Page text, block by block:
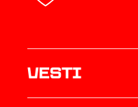
Vesti